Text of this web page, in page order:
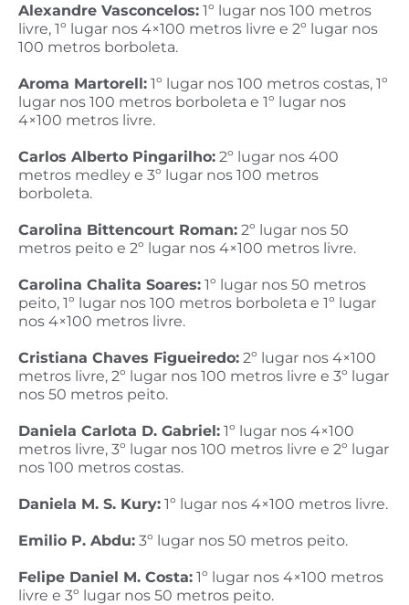
Alexandre Vasconcelos: 1º lugar nos 100 metros
livre, 1º lugar nos 4×100 metros livre e 2º lugar nos
100 metros borboleta.
Aroma Martorell: 1º lugar nos 100 metros costas, 1º
lugar nos 100 metros borboleta e 1º lugar nos
4×100 metros livre.
Carlos Alberto Pingarilho: 2º lugar nos 400
metros medley e 3º lugar nos 100 metros
borboleta.
Carolina Bittencourt Roman: 2º lugar nos 50
metros peito e 2º lugar nos 4×100 metros livre.
Carolina Chalita Soares: 1º lugar nos 50 metros
peito, 1º lugar nos 100 metros borboleta e 1º lugar
nos 4×100 metros livre.
Cristiana Chaves Figueiredo: 2º lugar nos 4×100
metros livre, 2º lugar nos 100 metros livre e 3º lugar
nos 50 metros peito.
Daniela Carlota D. Gabriel: 1º lugar nos 4×100
metros livre, 3º lugar nos 100 metros livre e 2º lugar
nos 100 metros costas.
Daniela M. S. Kury: 1º lugar nos 4×100 metros livre.
Emilio P. Abdu: 3º lugar nos 50 metros peito.
Felipe Daniel M. Costa: 1º lugar nos 4×100 metros
livre e 3º lugar nos 50 metros peito.